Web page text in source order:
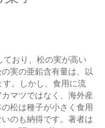
おり、松の実が高い
実の亜鉛含有量は、以
。しかし、食用に流
マツではなく、海外産
松は種子が小さく食用
のも納得です。著者は